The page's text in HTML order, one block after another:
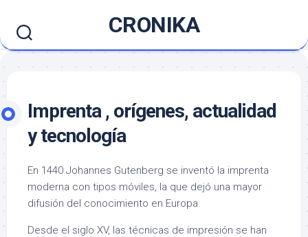
contenido
CRONIKA
Imprenta , orígenes, actualidad
y tecnología
En 1440 Johannes Gutenberg se inventó la imprenta
moderna con tipos móviles, la que dejó una mayor
difusión del conocimiento en Europa.
Desde el siglo XV, las técnicas de impresión se han